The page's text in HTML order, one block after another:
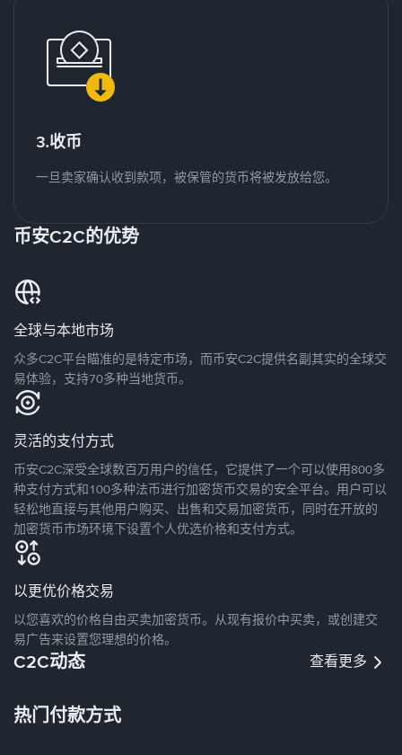
3.收币
一旦卖家确认收到款项，被保管的货币将被发放给您。
币安C2C的优势
全球与本地市场
众多C2C平台瞄准的是特定市场，而币安C2C提供名副其实的全球交
易体验，支持70多种当地货币。
灵活的支付方式
币安C2C深受全球数百万用户的信任，它提供了一个可以使用800多
种支付方式和100多种法币进行加密货币交易的安全平台。用户可以
轻松地直接与其他用户购买、出售和交易加密货币，同时在开放的
加密货币市场环境下设置个人优选价格和支付方式。
以更优价格交易
以您喜欢的价格自由买卖加密货币。从现有报价中买卖，或创建交
易广告来设置您理想的价格。
C2C动态 查看更多
热门付款方式